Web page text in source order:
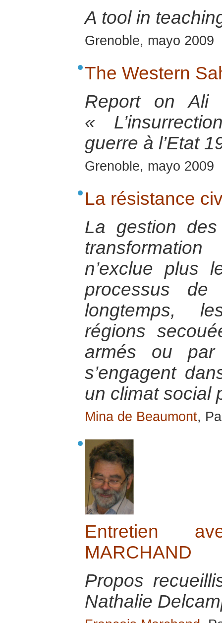
A tool in
Grenoble, mayo 2009
The Western
Report on Ali
«
guerre à l’Etat
Grenoble, mayo 2009
La résistance
La gestion
n’exclue plus
processus de
longtemps,
régions
armés ou
s’engagent
un climat social
Mina de Beaumont,
Entretien
MARCHAND
Propos
Nathalie